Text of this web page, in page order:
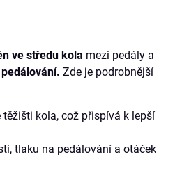
ve středu kola mezi pedály a
Zde je podrobnější
kola, což přispívá k lepší
tlaku na pedálování a otáček